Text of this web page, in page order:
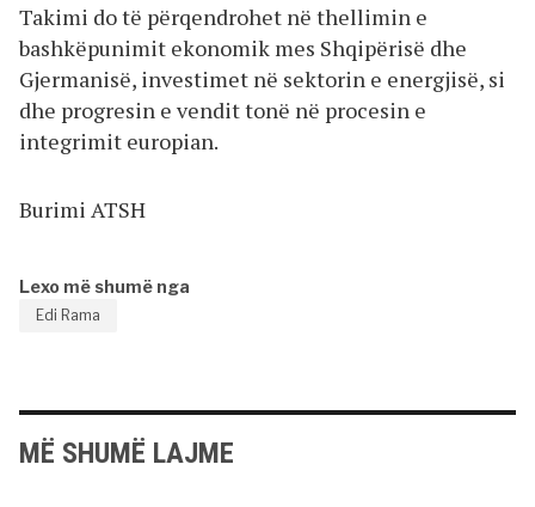
Takimi do të përqendrohet në thellimin e
bashkëpunimit ekonomik mes Shqipërisë dhe
Gjermanisë, investimet në sektorin e energjisë, si
dhe progresin e vendit tonë në procesin e
integrimit europian.
Burimi ATSH
Lexo më shumë nga
Edi Rama
MË SHUMË LAJME